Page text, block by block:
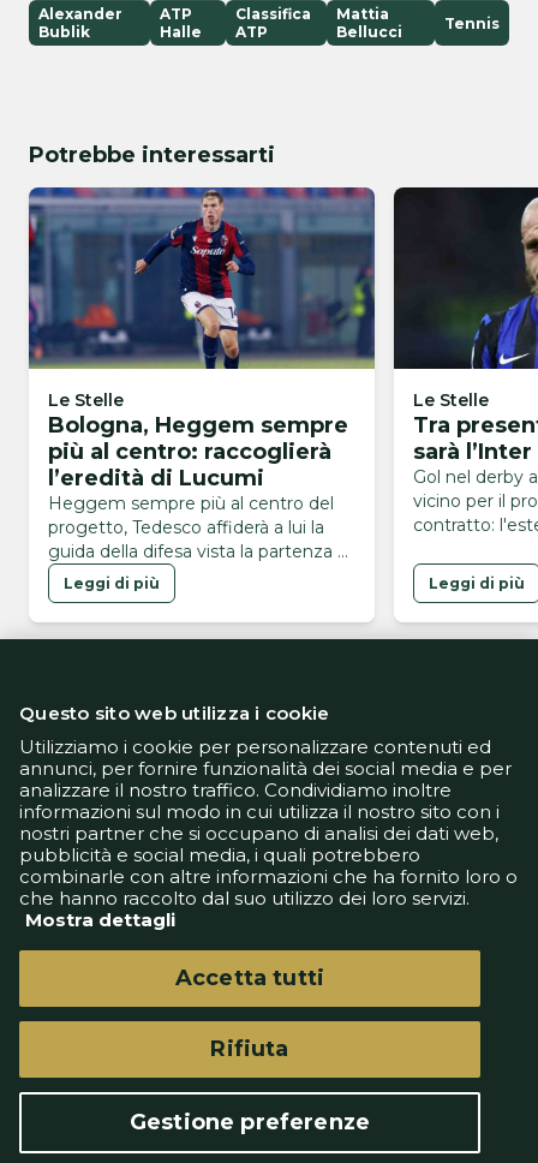
Alexander
Bublik
ATP
Halle
Classifica
ATP
Mattia
Bellucci
Tennis
Potrebbe interessarti
Le Stelle
Bologna, Heggem sempre
più al centro: raccoglierà
l’eredità di Lucumi
Heggem sempre più al centro del
progetto, Tedesco affiderà a lui la
guida della difesa vista la partenza di
Lucumi
Leggi di più
Le Stelle
Tra
sarà
Gol nel derby
vicino per il
contratto:
Leggi di più
Informativa Privacy
Informativa Cookie
Tech App
Gestione preferenze
support@goldbetlive.it
GoldBetlive è un sito di GBO Italy Spa
Questo sito non rappresenta una testata
giornalistica in quanto viene aggiornato senza
alcuna periodicità.
Questo sito web utilizza i cookie
Utilizziamo i cookie per personalizzare contenuti ed
annunci, per fornire funzionalità dei social media e per
analizzare il nostro traffico. Condividiamo inoltre
informazioni sul modo in cui utilizza il nostro sito con i
nostri partner che si occupano di analisi dei dati web,
pubblicità e social media, i quali potrebbero
combinarle con altre informazioni che ha fornito loro o
che hanno raccolto dal suo utilizzo dei loro servizi.
Mostra dettagli
Gestione preferenze
Rifiuta
Accetta tutti